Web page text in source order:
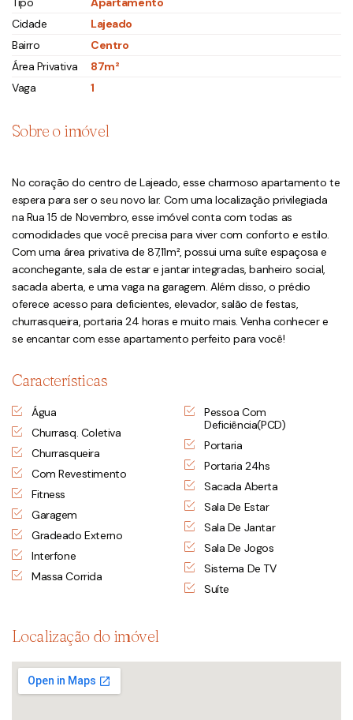
Cidade
Lajeado
Bairro
Centro
Área Privativa
87m²
Vaga
1
Sobre o imóvel
No coração do centro de Lajeado, esse charmoso apartamento te
espera para ser o seu novo lar. Com uma localização privilegiada
na Rua 15 de Novembro, esse imóvel conta com todas as
comodidades que você precisa para viver com conforto e estilo.
Com uma área privativa de 87,11m², possui uma suíte espaçosa e
aconchegante, sala de estar e jantar integradas, banheiro social,
sacada aberta, e uma vaga na garagem. Além disso, o prédio
oferece acesso para deficientes, elevador, salão de festas,
churrasqueira, portaria 24 horas e muito mais. Venha conhecer e
se encantar com esse apartamento perfeito para você!
Características
Água
Churrasq. Coletiva
Churrasqueira
Com Revestimento
Fitness
Garagem
Gradeado Externo
Interfone
Massa Corrida
Pessoa Com
Deficiência(PCD)
Portaria
Portaria 24hs
Sacada Aberta
Sala De Estar
Sala De Jantar
Sala De Jogos
Sistema De TV
Suíte
Localização do imóvel